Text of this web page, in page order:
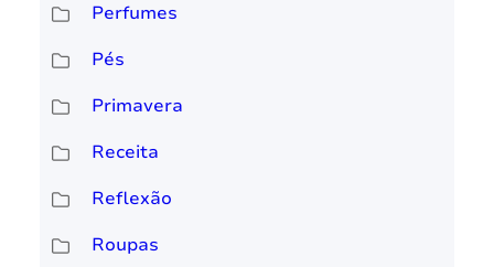
Perfumes
Pés
Primavera
Receita
Reflexão
Roupas